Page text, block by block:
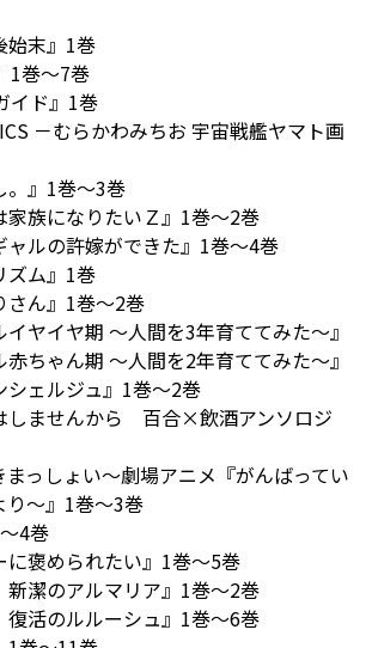
始末』1巻
1巻〜7巻
イド』1巻
－むらかわみちお 宇宙戦艦ヤマト画
。』1巻〜3巻
家族になりたいＺ』1巻〜2巻
ャルの許嫁ができた』1巻〜4巻
ズム』1巻
さん』1巻〜2巻
イヤイヤ期 ～人間を3年育ててみた～』
赤ちゃん期 ～人間を2年育ててみた～』
シェルジュ』1巻〜2巻
しませんから 百合×飲酒アンソロジ
まっしょい～劇場アニメ『がんばってい
り～』1巻〜3巻
4巻
に褒められたい』1巻〜5巻
潔のアルマリア』1巻〜2巻
復活のルルーシュ』1巻〜6巻